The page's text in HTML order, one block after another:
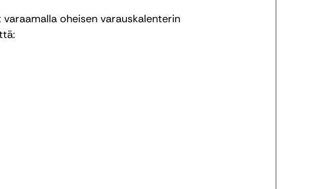
oheisen varauskalenterin